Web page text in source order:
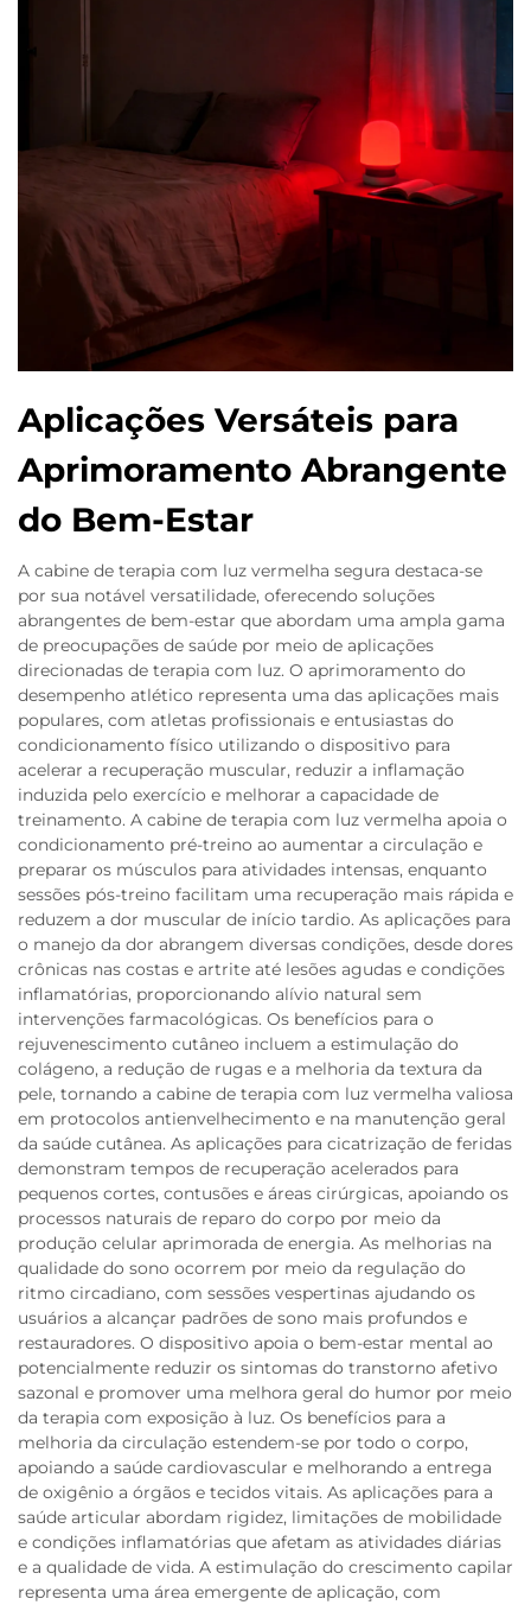
Aplicações Versáteis para
Aprimoramento Abrangente
do Bem-Estar
A cabine de terapia com luz vermelha segura destaca-se
por sua notável versatilidade, oferecendo soluções
abrangentes de bem-estar que abordam uma ampla gama
de preocupações de saúde por meio de aplicações
direcionadas de terapia com luz. O aprimoramento do
desempenho atlético representa uma das aplicações mais
populares, com atletas profissionais e entusiastas do
condicionamento físico utilizando o dispositivo para
acelerar a recuperação muscular, reduzir a inflamação
induzida pelo exercício e melhorar a capacidade de
treinamento. A cabine de terapia com luz vermelha apoia o
condicionamento pré-treino ao aumentar a circulação e
preparar os músculos para atividades intensas, enquanto
sessões pós-treino facilitam uma recuperação mais rápida e
reduzem a dor muscular de início tardio. As aplicações para
o manejo da dor abrangem diversas condições, desde dores
crônicas nas costas e artrite até lesões agudas e condições
inflamatórias, proporcionando alívio natural sem
intervenções farmacológicas. Os benefícios para o
rejuvenescimento cutâneo incluem a estimulação do
colágeno, a redução de rugas e a melhoria da textura da
pele, tornando a cabine de terapia com luz vermelha valiosa
em protocolos antienvelhecimento e na manutenção geral
da saúde cutânea. As aplicações para cicatrização de feridas
demonstram tempos de recuperação acelerados para
pequenos cortes, contusões e áreas cirúrgicas, apoiando os
processos naturais de reparo do corpo por meio da
produção celular aprimorada de energia. As melhorias na
qualidade do sono ocorrem por meio da regulação do
ritmo circadiano, com sessões vespertinas ajudando os
usuários a alcançar padrões de sono mais profundos e
restauradores. O dispositivo apoia o bem-estar mental ao
potencialmente reduzir os sintomas do transtorno afetivo
sazonal e promover uma melhora geral do humor por meio
da terapia com exposição à luz. Os benefícios para a
melhoria da circulação estendem-se por todo o corpo,
apoiando a saúde cardiovascular e melhorando a entrega
de oxigênio a órgãos e tecidos vitais. As aplicações para a
saúde articular abordam rigidez, limitações de mobilidade
e condições inflamatórias que afetam as atividades diárias
e a qualidade de vida. A estimulação do crescimento capilar
representa uma área emergente de aplicação, com